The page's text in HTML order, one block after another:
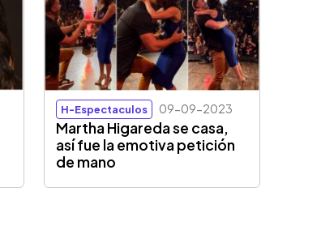
H-Espectaculos 09-09-2023
Martha Higareda se casa,
así fue la emotiva petición
de mano